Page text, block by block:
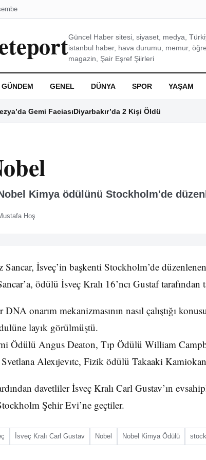
Güncel Haber sitesi, siyaset, medya,
istanbul haber, hava durumu, memur,
magazin, Şair Eşref Şiirleri
GÜNDEM GENEL DÜNYA SPOR YAŞAM
Gemi FaciasıDiyarbakır’da 2 Kişi Öldü
Kimya ödülünü Stockholm'de
Hoş
Sancar, İsveç’in başkenti Stockholm’de
ödülü İsveç Kralı 16’ncı Gustaf
onarım mekanizmasının nasıl çalıştığı
layık görülmüştü.
Ödülü Angus Deaton, Tıp Ödülü William
Alexıjevıtc, Fizik ödülü Takaaki
davetliler İsveç Kralı Carl Gustav’ın
Şehir Evi’ne geçtiler.
İsveç Kralı Carl Gustav Nobel Nobel Kimya Ödülü